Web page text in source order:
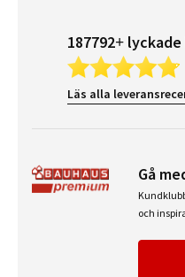
187792+
Läs alla
Gå
och